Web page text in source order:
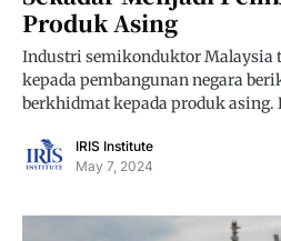
Produk Asing
Industri semikonduktor Malaysia
kepada pembangunan negara
berkhidmat kepada produk
IRIS Institute
May 7, 2024